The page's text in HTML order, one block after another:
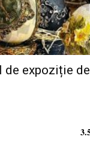
de expoziție